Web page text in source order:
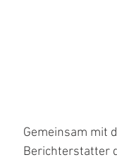
Gemeinsam mit
Berichterstatter